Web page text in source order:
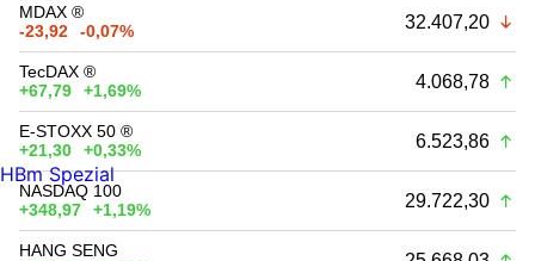
MDAX ®
-23,92
-0,07% 32.407,20
TecDAX ®
+67,79
+1,69% 4.068,78
E-STOXX 50 ®
+21,30
+0,33% 6.523,86
NASDAQ 100
+348,97
+1,19% 29.722,30
HANG SENG
HBm Spezial